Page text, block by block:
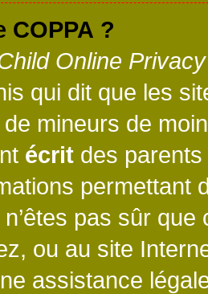
COPPA ?
Online
qui dit que les
mineurs de
écrit des parents
permettant
pas sûr
ou au site
assistance